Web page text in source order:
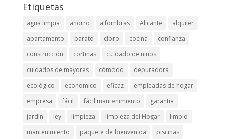
Etiquetas
agua limpia ahorro alfombras Alicante
alquiler
apartamento
barato cloro cocina
confianza
construcción
cortinas
cuidado de niños
cuidados de mayores
cómodo
depuradora
ecológico
economico eficaz
empleadas de hogar
empresa
fácil fácil mantenimiento
garantia
jardín
ley limpieza limpieza del Hogar
limpio
mantenimiento
paquete de bienvenida
piscinas